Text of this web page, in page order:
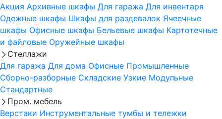
Акция Архивные шкафы Для гаража Для инвентаря
Одежные шкафы Шкафы для раздевалок Ячеечные
шкафы Офисные шкафы Бельевые шкафы Картотечные
и файловые Оружейные шкафы
Стеллажи
Для гаража Для дома Офисные Промышленные
Сборно-разборные Складские Узкие Модульные
Стандартные
Пром. мебель
Верстаки Инструментальные тумбы и тележки